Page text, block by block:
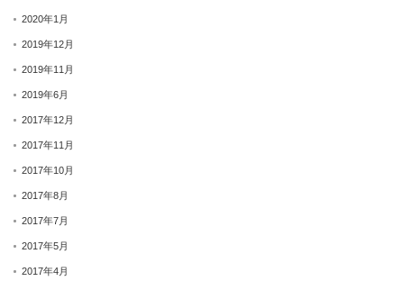
2020年1月
2019年12月
2019年11月
2019年6月
2017年12月
2017年11月
2017年10月
2017年8月
2017年7月
2017年5月
2017年4月